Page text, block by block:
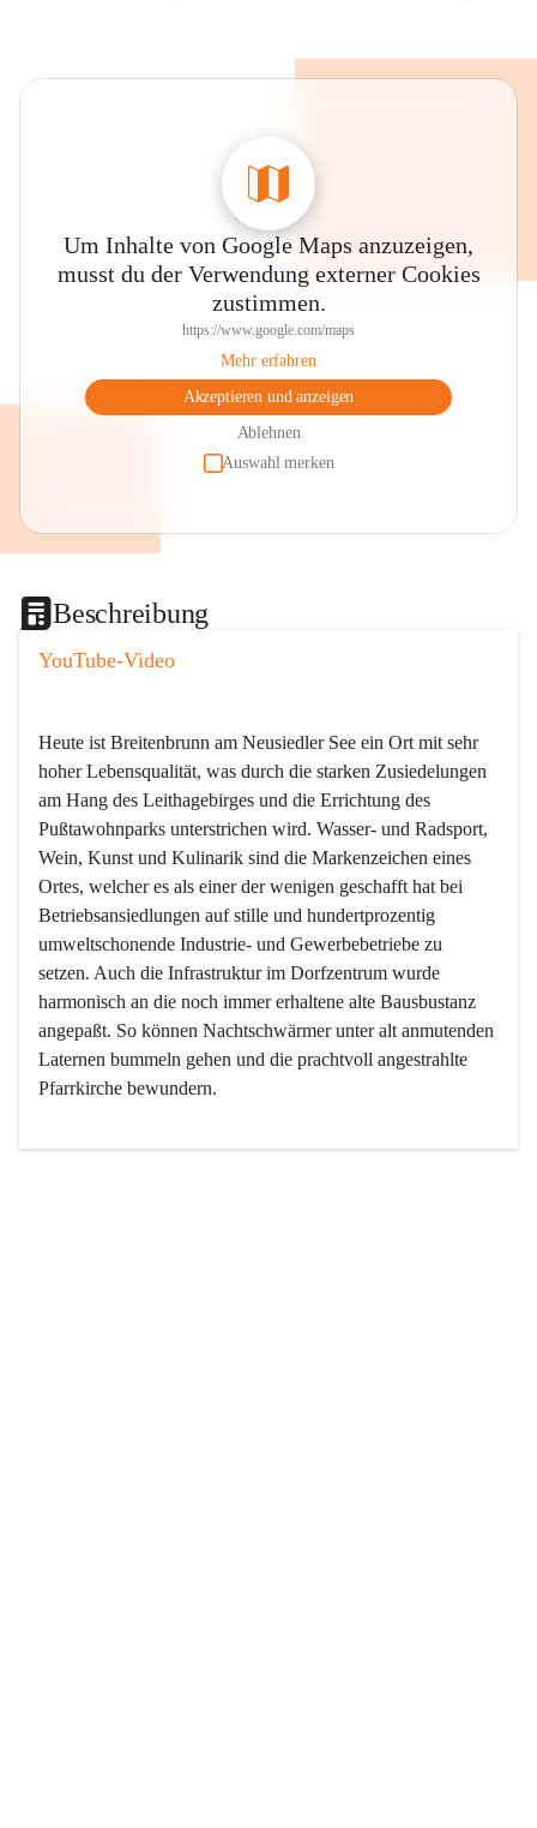
Um Inhalte von Google Maps anzuzeigen,
musst du der Verwendung externer Cookies
zustimmen.
https://www.google.com/maps
Mehr erfahren
Akzeptieren und anzeigen
Ablehnen
Auswahl merken
Beschreibung
YouTube-Video
Heute ist Breitenbrunn am Neusiedler See ein Ort mit sehr
hoher Lebensqualität, was durch die starken Zusiedelungen
am Hang des Leithagebirges und die Errichtung des
Pußtawohnparks unterstrichen wird. Wasser- und Radsport,
Wein, Kunst und Kulinarik sind die Markenzeichen eines
Ortes, welcher es als einer der wenigen geschafft hat bei
Betriebsansiedlungen auf stille und hundertprozentig
umweltschonende Industrie- und Gewerbebetriebe zu
setzen. Auch die Infrastruktur im Dorfzentrum wurde
harmonisch an die noch immer erhaltene alte Bausbustanz
angepaßt. So können Nachtschwärmer unter alt anmutenden
Laternen bummeln gehen und die prachtvoll angestrahlte
Pfarrkirche bewundern.
Der Weinbau dominert heute nicht mehr, ist aber integrativer